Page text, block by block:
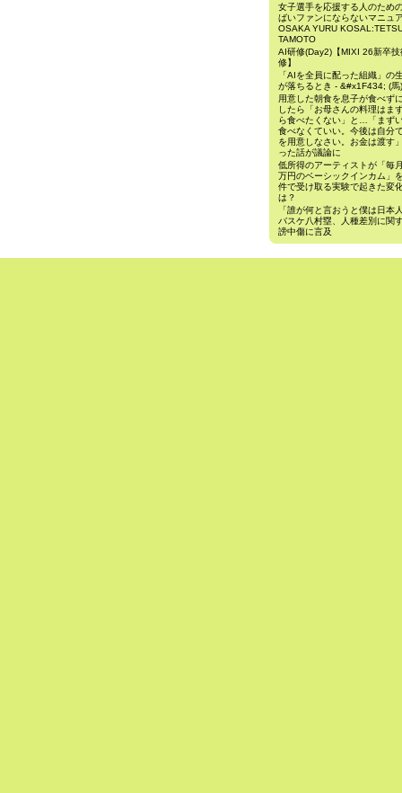
女子選手を応援する人のため
ばいファンにならないマニュ
OSAKA YURU
TAMOTO
AI研修(Day2)【MIXI 26新卒技
修】
「AIを全員に配った組織」の
が落ちるとき - &#x1F434; (馬)
用意した朝食を息子が食べず
したら「お母さんの料理はま
ら食べたくない」と…「まず
食べなくていい。今後は自分
を用意しなさい。お金は渡す
った話が議論に
低所得のアーティストが「毎
万円のベーシックインカム」
件で受け取る実験で起きた変
は？
「誰が何と言おうと僕は日
バスケ八村塁、人種差別に関
謗中傷に言及